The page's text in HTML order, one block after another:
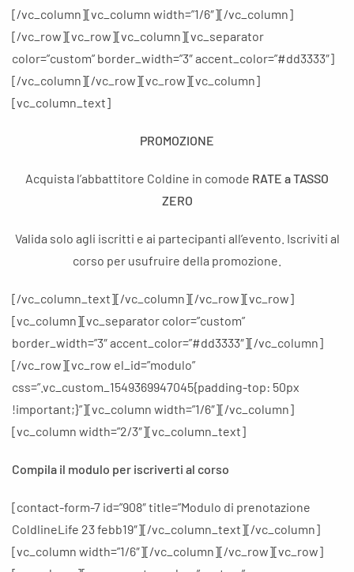
[/vc_column][vc_column width=”1/6″][/vc_column]
[/vc_row][vc_row][vc_column][vc_separator
color=”custom” border_width=”3″ accent_color=”#dd3333″]
[/vc_column][/vc_row][vc_row][vc_column]
[vc_column_text]
PROMOZIONE
Acquista l’abbattitore Coldine in comode RATE a TASSO
ZERO
Valida solo agli iscritti e ai partecipanti all’evento. Iscriviti al
corso per usufruire della promozione.
[/vc_column_text][/vc_column][/vc_row][vc_row]
[vc_column][vc_separator color=”custom”
border_width=”3″ accent_color=”#dd3333″][/vc_column]
[/vc_row][vc_row el_id=”modulo”
css=”.vc_custom_1549369947045{padding-top: 50px
!important;}”][vc_column width=”1/6″][/vc_column]
[vc_column width=”2/3″][vc_column_text]
Compila il modulo per iscriverti al corso
[contact-form-7 id=”908″ title=”Modulo di prenotazione
ColdlineLife 23 febb19″][/vc_column_text][/vc_column]
[vc_column width=”1/6″][/vc_column][/vc_row][vc_row]